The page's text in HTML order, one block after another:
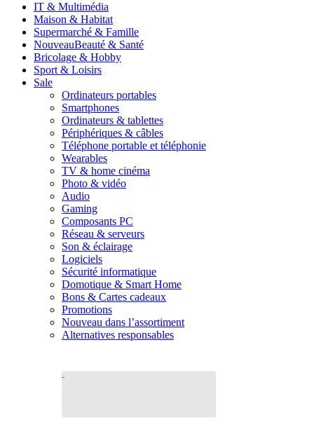
IT & Multimédia
Maison & Habitat
Supermarché & Famille
NouveauBeauté & Santé
Bricolage & Hobby
Sport & Loisirs
Sale
Ordinateurs portables
Smartphones
Ordinateurs & tablettes
Périphériques & câbles
Téléphone portable et téléphonie
Wearables
TV & home cinéma
Photo & vidéo
Audio
Gaming
Composants PC
Réseau & serveurs
Son & éclairage
Logiciels
Sécurité informatique
Domotique & Smart Home
Bons & Cartes cadeaux
Promotions
Nouveau dans l’assortiment
Alternatives responsables